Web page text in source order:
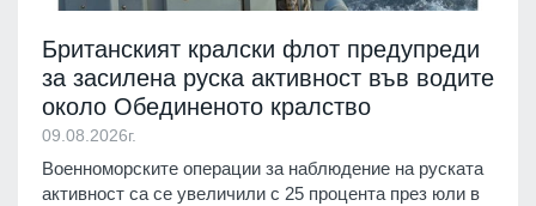
Британският кралски флот предупреди
за засилена руска активност във водите
около Обединеното кралство
09.08.2026г.
Военноморските операции за наблюдение на руската
активност са се увеличили с 25 процента през юли в